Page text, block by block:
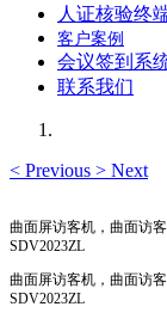
人证核验终
客户案例
会议签到系
联系我们
< Previous > Next
曲面屏访客机，曲面访
SDV2023ZL
曲面屏访客机，曲面访
SDV2023ZL